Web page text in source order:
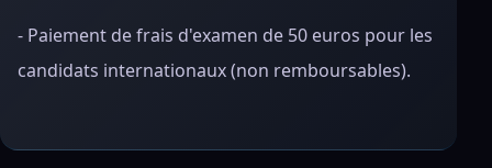
- Paiement de frais d'examen de 50 euros pour les
candidats internationaux (non remboursables).